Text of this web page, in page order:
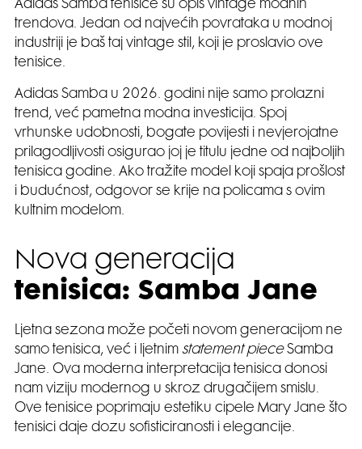
Adidas Samba tenisice su opis vintage modnih
trendova. Jedan od najvećih povrataka u modnoj
industriji je baš taj vintage stil, koji je proslavio ove
tenisice.
Adidas Samba u 2026. godini nije samo prolazni
trend, već pametna modna investicija. Spoj
vrhunske udobnosti, bogate povijesti i nevjerojatne
prilagodljivosti osigurao joj je titulu jedne od najboljih
tenisica godine. Ako tražite model koji spaja prošlost
i budućnost, odgovor se krije na policama s ovim
kultnim modelom.
Nova generacija
tenisica: Samba Jane
Ljetna sezona može početi novom generacijom ne
samo tenisica, već i ljetnim statement pieceSamba
Jane. Ova moderna interpretacija tenisica donosi
nam viziju modernog u skroz drugačijem smislu.
Ove tenisice poprimaju estetiku cipele Mary Jane što
tenisici daje dozu sofisticiranosti i elegancije.